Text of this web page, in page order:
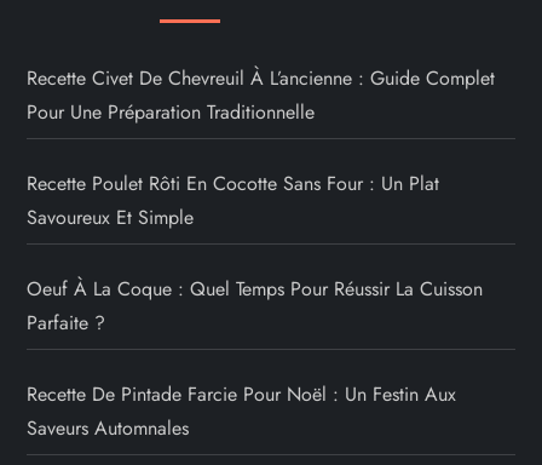
Recette Civet De Chevreuil À L’ancienne : Guide Complet
Pour Une Préparation Traditionnelle
Recette Poulet Rôti En Cocotte Sans Four : Un Plat
Savoureux Et Simple
Oeuf À La Coque : Quel Temps Pour Réussir La Cuisson
Parfaite ?
Recette De Pintade Farcie Pour Noël : Un Festin Aux
Saveurs Automnales